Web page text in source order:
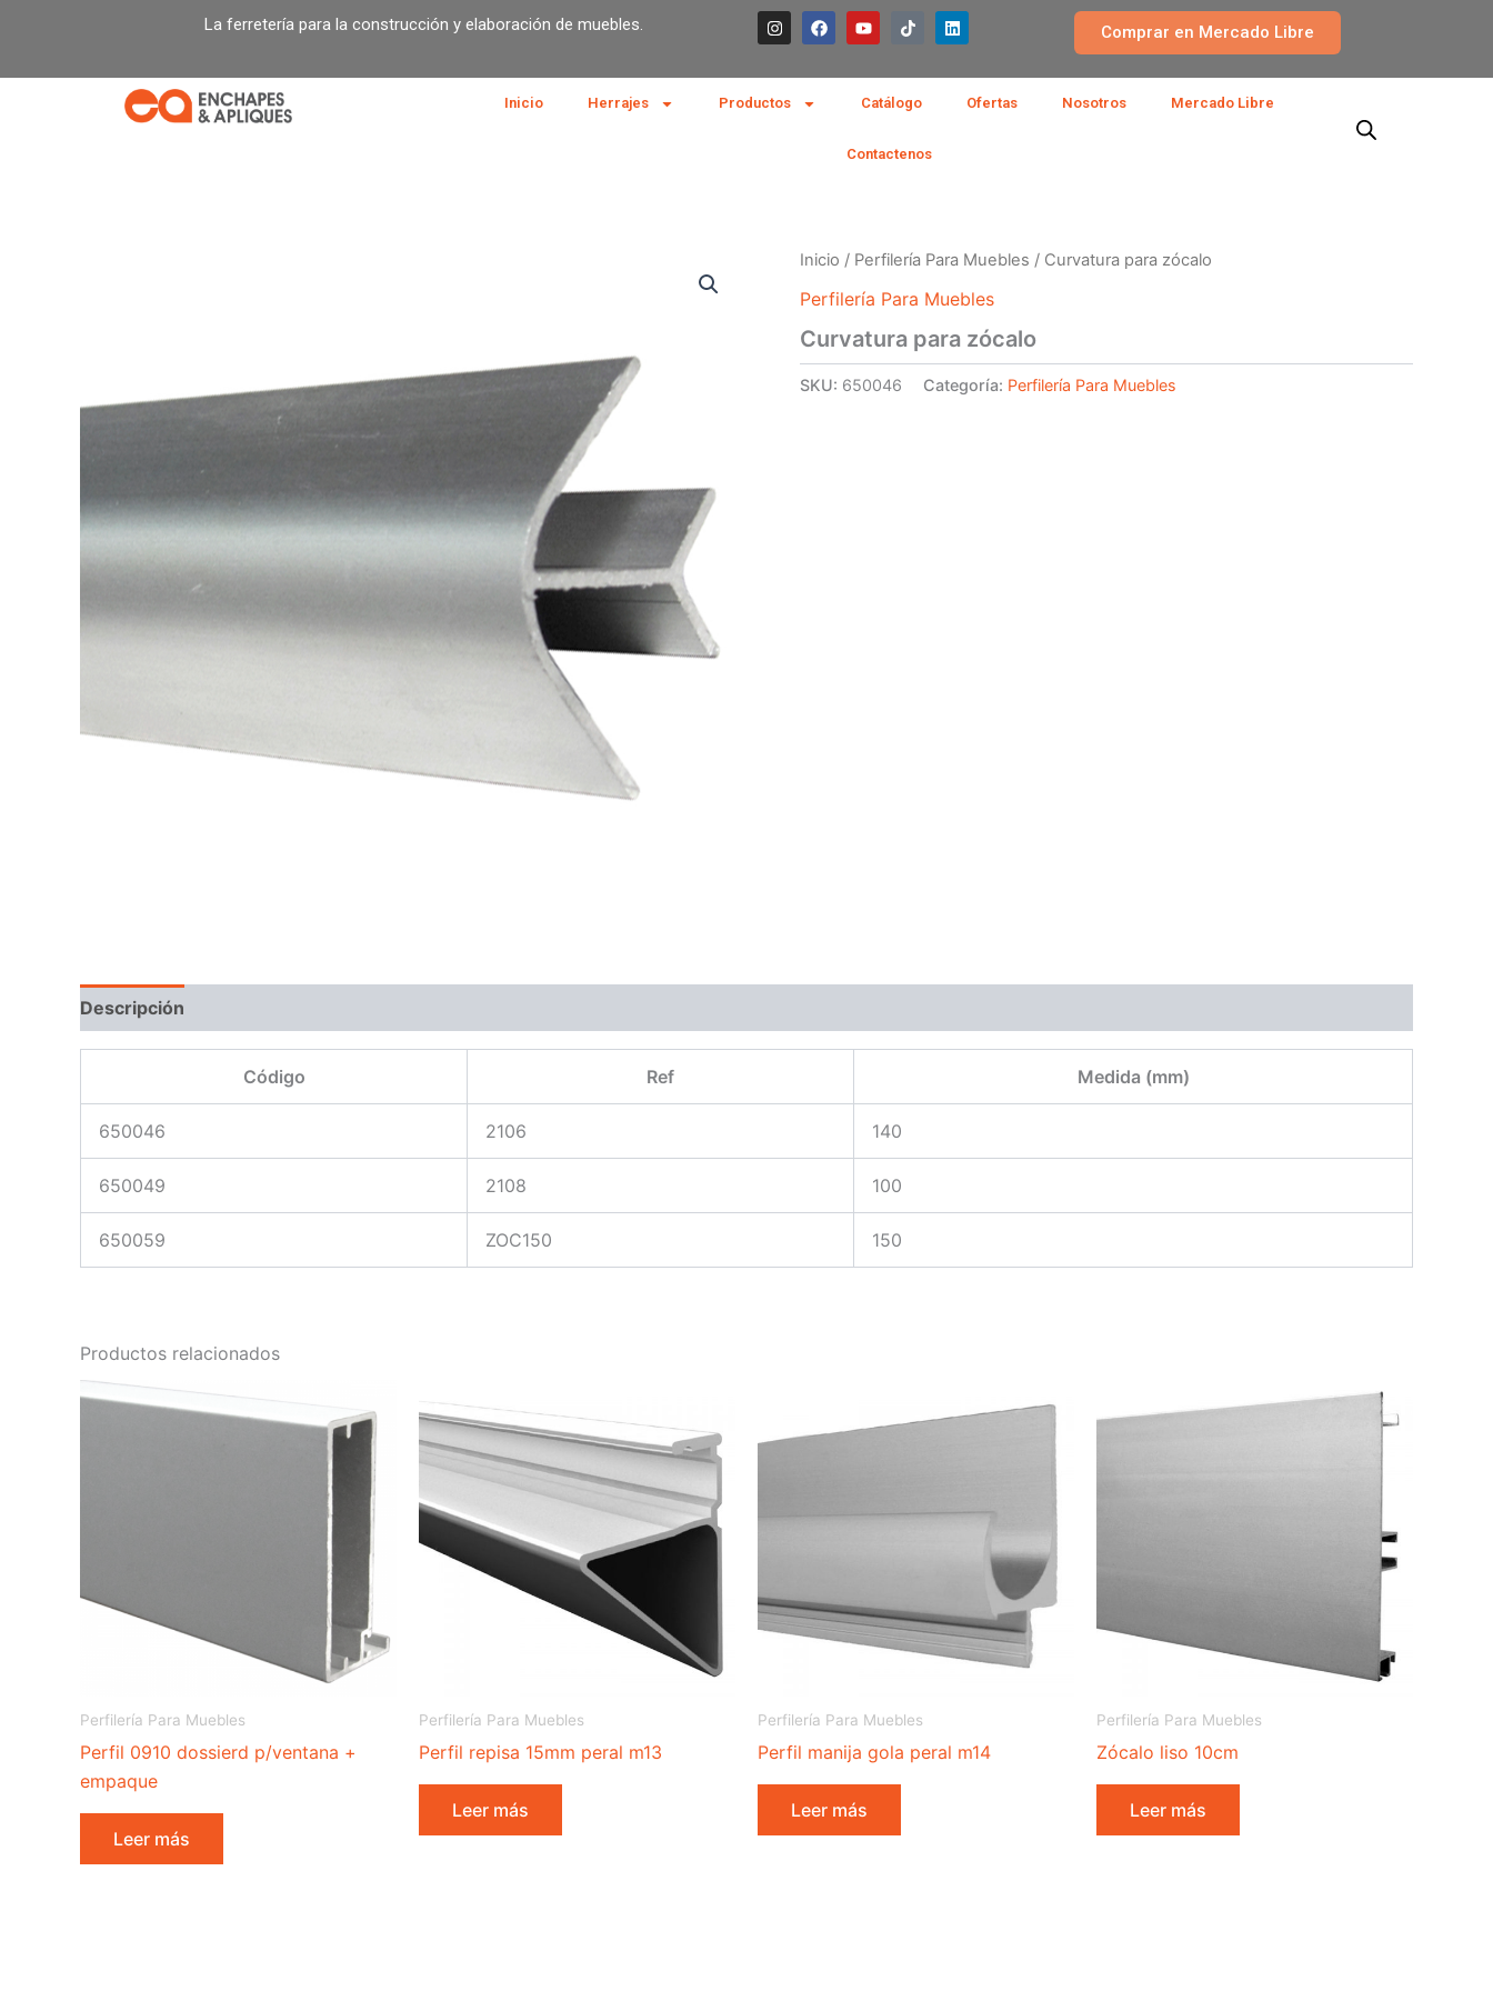
La ferretería para la construcción y elaboración de muebles. I
n
s
a
g
F
a
c
b
Y
o
u
u
b
T
i
o
k
L
i
n
e
Comprar en Mercado Libre
Inicio Herrajes Productos Catálogo Ofertas Nosotros Mercado Libre
Contactenos
Inicio / Perfilería Para Muebles / Curvatura para zócalo
Perfilería Para Muebles
Curvatura para zócalo
SKU: 650046 Categoría: Perfilería Para Muebles
Descripción
Código Ref Medida (mm)
650046 2106 140
650049 2108 100
650059 ZOC150 150
Productos relacionados
Perfilería Para Muebles
Perfil 0910 dossierd p/ventana +
empaque
Leer más
Perfilería Para Muebles
Perfil repisa 15mm peral m13
Leer más
Perfilería Para Muebles
Perfil manija gola peral m14
Leer más
Perfilería Para Muebles
Zócalo liso 10cm
Leer más